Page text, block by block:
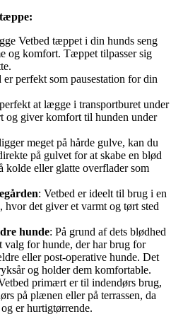
Vetbed tæppet i din hunds seng
og komfort. Tæppet tilpasser sig
er perfekt som pausestation for din
at lægge i transportburet under
og giver komfort til hunden under
meget på hårde gulve, kan du
på gulvet for at skabe en blød
kolde eller glatte overflader som
: Vetbed er ideelt til brug i en
hvor det giver et varmt og tørt sted
hunde: På grund af dets blødhed
valg for hunde, der har brug for
eller post-operative hunde. Det
og holder dem komfortable.
primært er til indendørs brug,
på plænen eller på terrassen, da
er hurtigtørrende.